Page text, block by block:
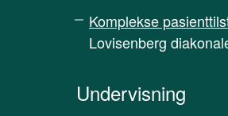
Komplekse
Lovisenberg
Undervisning